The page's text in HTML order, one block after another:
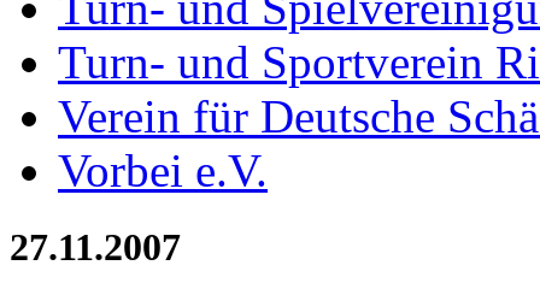
Turn- und Sportverein
Verein für Deutsche
Vorbei e.V.
27.11.2007